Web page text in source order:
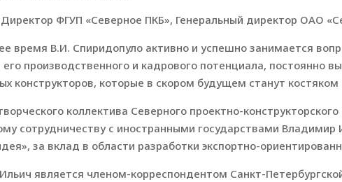
ФГУП «Северное ПКБ», Генеральный директор ОАО
время В.И. Спиридопуло активно и успешно занимается
производственного и кадрового потенциала, постоянно
конструкторов, которые в скором будущем станут
коллектива Северного проектно-
сотрудничеству с иностранными государствами
за вклад в области разработки экспортно-
является членом-корреспондентом Санкт-